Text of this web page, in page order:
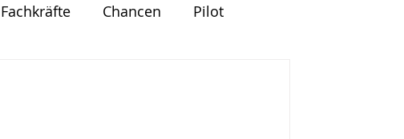
Fachkräfte Chancen Pilot